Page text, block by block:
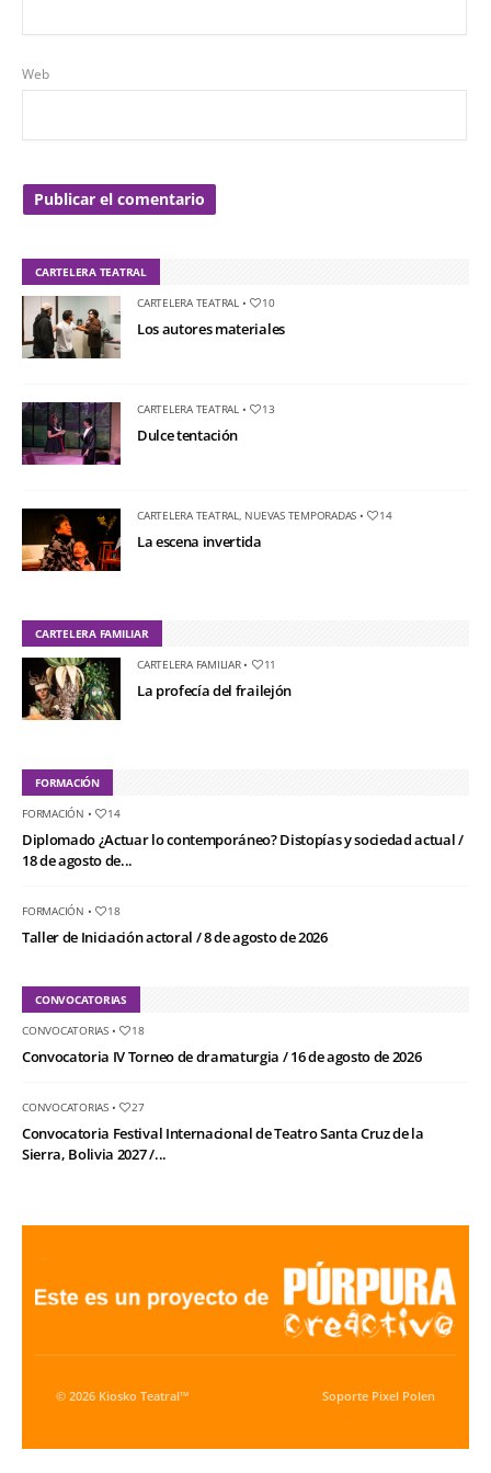
Web
CARTELERA TEATRAL
CARTELERA TEATRAL• 10
Los autores materiales
CARTELERA TEATRAL• 13
Dulce tentación
CARTELERA TEATRAL, NUEVAS TEMPORADAS • 14
La escena invertida
CARTELERA FAMILIAR
CARTELERA FAMILIAR• 11
La profecía del frailejón
FORMACIÓN
FORMACIÓN • 14
Diplomado ¿Actuar lo contemporáneo? Distopías y sociedad actual /
18 de agosto de...
FORMACIÓN • 18
Taller de Iniciación actoral / 8 de agosto de 2026
CONVOCATORIAS
CONVOCATORIAS• 18
Convocatoria IV Torneo de dramaturgia / 16 de agosto de 2026
CONVOCATORIAS• 27
Convocatoria Festival Internacional de Teatro Santa Cruz de la
Sierra, Bolivia 2027 /...
© 2026 Kiosko Teatral™ Soporte Pixel Polen